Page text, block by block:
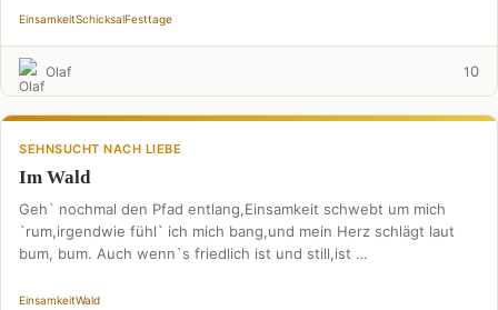
EinsamkeitSchicksalFesttage
Olaf 10
SEHNSUCHT NACH LIEBE
Im Wald
Geh` nochmal den Pfad entlang,Einsamkeit schwebt um mich
`rum,irgendwie fühl` ich mich bang,und mein Herz schlägt laut
bum, bum. Auch wenn`s friedlich ist und still,ist …
EinsamkeitWald